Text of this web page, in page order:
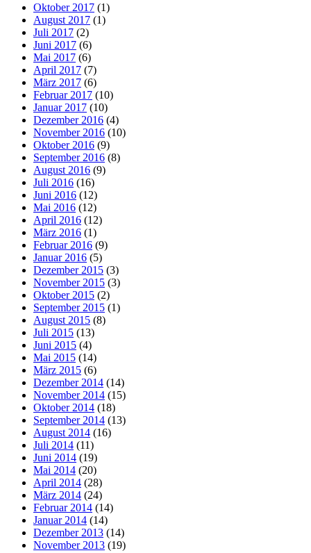
Oktober 2017 (1)
August 2017 (1)
Juli 2017 (2)
Juni 2017 (6)
Mai 2017 (6)
April 2017 (7)
März 2017 (6)
Februar 2017 (10)
Januar 2017 (10)
Dezember 2016 (4)
November 2016 (10)
Oktober 2016 (9)
September 2016 (8)
August 2016 (9)
Juli 2016 (16)
Juni 2016 (12)
Mai 2016 (12)
April 2016 (12)
März 2016 (1)
Februar 2016 (9)
Januar 2016 (5)
Dezember 2015 (3)
November 2015 (3)
Oktober 2015 (2)
September 2015 (1)
August 2015 (8)
Juli 2015 (13)
Juni 2015 (4)
Mai 2015 (14)
März 2015 (6)
Dezember 2014 (14)
November 2014 (15)
Oktober 2014 (18)
September 2014 (13)
August 2014 (16)
Juli 2014 (11)
Juni 2014 (19)
Mai 2014 (20)
April 2014 (28)
März 2014 (24)
Februar 2014 (14)
Januar 2014 (14)
Dezember 2013 (14)
November 2013 (19)